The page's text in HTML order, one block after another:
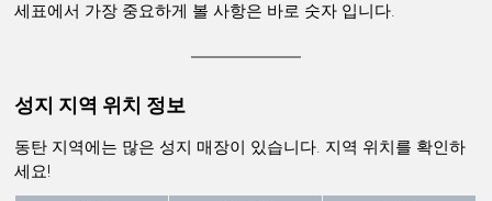
세표에서 가장 중요하게 볼 사항은 바로 숫자 입니다.
성지 지역 위치 정보
동탄 지역에는 많은 성지 매장이 있습니다. 지역 위치를 확인하
세요!